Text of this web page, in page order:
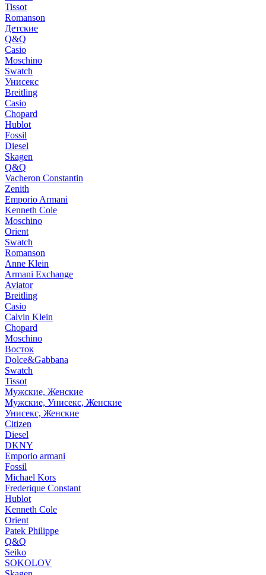
Tissot
Romanson
Детские
Q&Q
Casio
Moschino
Swatch
Унисекс
Breitling
Casio
Chopard
Hublot
Fossil
Diesel
Skagen
Q&Q
Vacheron Constantin
Zenith
Emporio Armani
Kenneth Cole
Moschino
Orient
Swatch
Romanson
Anne Klein
Armani Exchange
Aviator
Breitling
Casio
Calvin Klein
Chopard
Moschino
Восток
Dolce&Gabbana
Swatch
Tissot
Мужские, Женские
Мужские, Унисекс, Женские
Унисекс, Женские
Citizen
Diesel
DKNY
Emporio armani
Fossil
Michael Kors
Frederique Constant
Hublot
Kenneth Cole
Orient
Patek Philippe
Q&Q
Seiko
SOKOLOV